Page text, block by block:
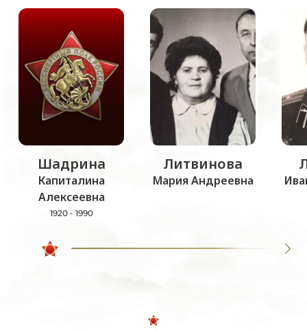
Шадрина
Капиталина
Алексеевна
1920 - 1990
Литвинова
Мария Андреевна